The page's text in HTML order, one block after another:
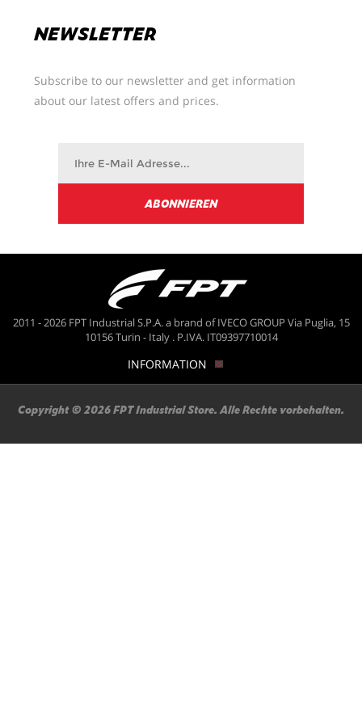
NEWSLETTER
Subscribe to our newsletter and get information
about our latest offers and prices.
2011 - 2026 FPT Industrial S.P.A. a brand of IVECO GROUP Via Puglia, 15
10156 Turin - Italy . P.IVA. IT09397710014
INFORMATION
Copyright © 2026 FPT Industrial Store. Alle Rechte vorbehalten.